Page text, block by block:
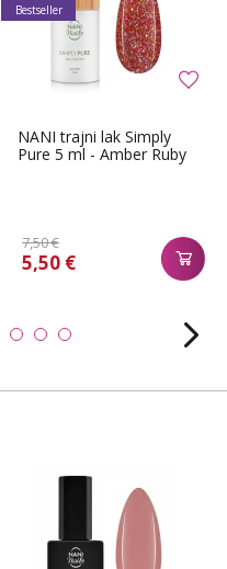
NANI trajni lak Simply
Pure 5 ml - Amber Ruby
7,50 €
5,50 €
Bestseller